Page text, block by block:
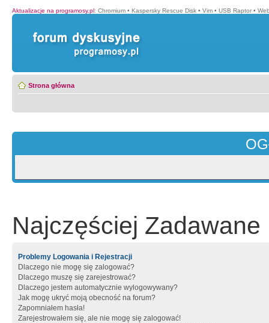
Aktualizacje na programosy.pl: Chromium • Kaspersky Rescue Disk • Vim • USB Raptor •
Strona główna
Najczęściej Zadawane
Problemy Logowania i Rejestracji
Dlaczego nie mogę się zalogować?
Dlaczego muszę się zarejestrować?
Dlaczego jestem automatycznie wylogowywany?
Jak mogę ukryć moją obecność na forum?
Zapomniałem hasła!
Zarejestrowałem się, ale nie mogę się zalogować!